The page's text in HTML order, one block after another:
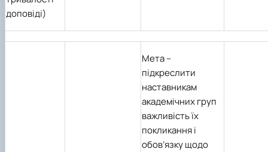
доповіді)
Мета–
підкреслити
наставникам
академічних груп
важливість їх
покликання і
обов’язку щодо